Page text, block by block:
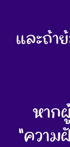
และถ้า
หาก
"ความ